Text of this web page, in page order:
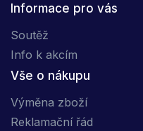
Informace pro vás
Soutěž
Info k akcím
Vše o nákupu
Výměna zboží
Reklamační řád